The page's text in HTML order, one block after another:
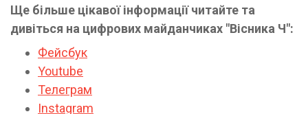
Ще більше цікавої інформації читайте та
дивіться на цифрових майданчиках "Вісника Ч":
Фейсбук
Youtube
Телеграм
Instagram